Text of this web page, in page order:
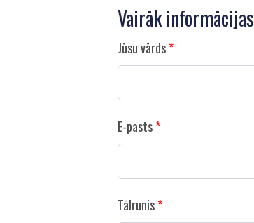
Vairāk informācijas
Jūsu vārds
E-pasts
Tālrunis